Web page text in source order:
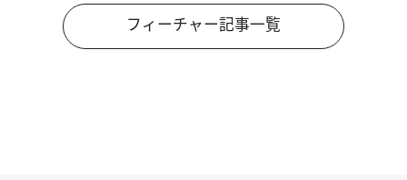
フィーチャー記事一覧